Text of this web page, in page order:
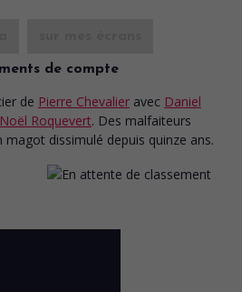
de compte
de Pierre Chevalier avec Daniel
Noël Roquevert. Des malfaiteurs
dissimulé depuis quinze ans.